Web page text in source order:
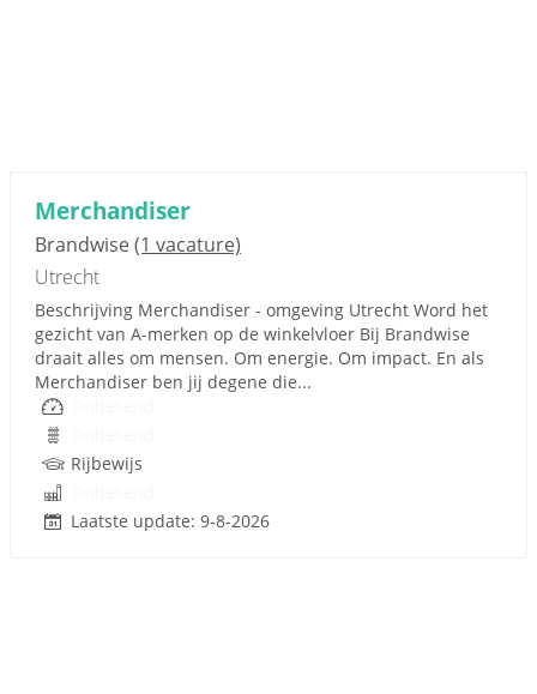
Merchandiser
Brandwise(1 vacature)
Utrecht
Beschrijving Merchandiser - omgeving Utrecht Word het
gezicht van A‑merken op de winkelvloer Bij Brandwise
draait alles om mensen. Om energie. Om impact. En als
Merchandiser ben jij degene die...
Rijbewijs
Laatste update: 9-8-2026